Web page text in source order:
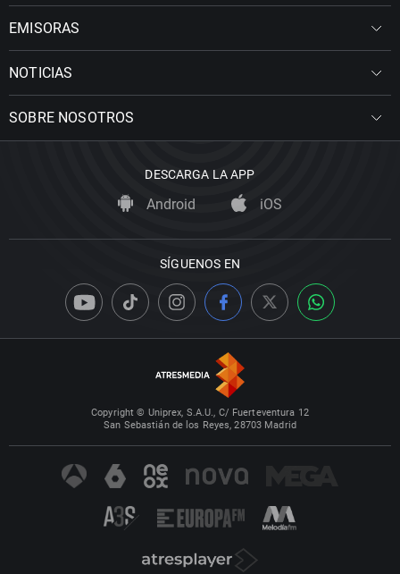
EMISORAS
NOTICIAS
SOBRE NOSOTROS
DESCARGA LA APP
Android iOS
SÍGUENOS EN
Copyright © Uniprex, S.A.U., C/ Fuerteventura 12
San Sebastián de los Reyes, 28703 Madrid